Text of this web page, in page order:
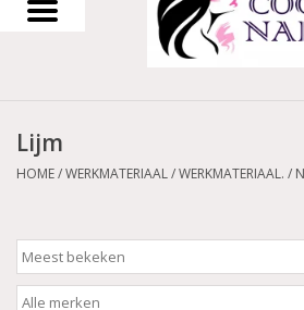
Uv Gel
Acrylpoeder
Werkmateriaal
Lijm
HOME/WERKMATERIAAL/WERKMATERIAAL. /